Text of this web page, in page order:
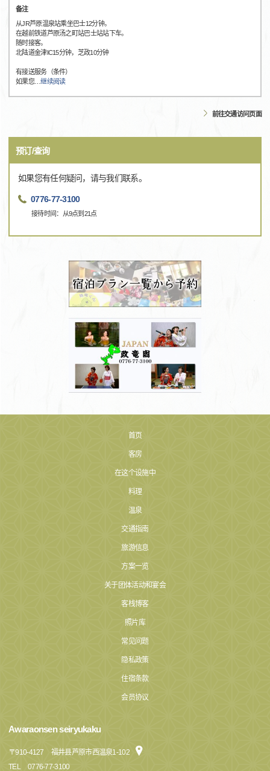
备注
从JR芦原温泉站乘坐巴士12分钟。
在越前铁道芦原汤之町站巴士站站下车。
随时接客。
北陆道金津IC15分钟，芝政10分钟
有接送服务（条件）
如果您…继续阅读
前往交通访问页面
预订/查询
如果您有任何疑问，请与我们联系。
0776-77-3100
接待时间：从9点到21点
首页
客房
在这个设施中
料理
温泉
交通指南
旅游信息
方案一览
关于团体活动和宴会
客栈博客
照片库
常见问题
隐私政策
住宿条款
会员协议
Awaraonsen seiryukaku
〒910-4127
福井县芦原市西温泉1-102
TEL
0776-77-3100